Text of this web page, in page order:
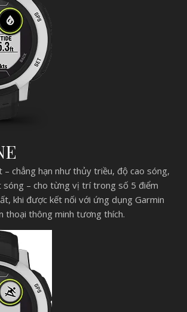
– chẳng hạn như thủy triều, độ cao sóng,
– cho từng vị trí trong số 5 điểm
khi được kết nối với ứng dụng Garmin
thoại thông minh tương thích.